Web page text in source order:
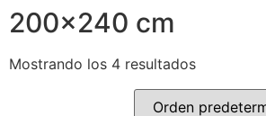
200x240 cm
Mostrando los 4 resultados